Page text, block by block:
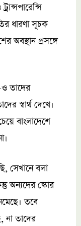
ধারণা সূচক
অবস্থান প্রসঙ্গে
তাদের
স্বার্থ দেখে।
বাংলাদেশে
সেখানে বলা
অন্যদের স্কোর
তবে
না তাদের